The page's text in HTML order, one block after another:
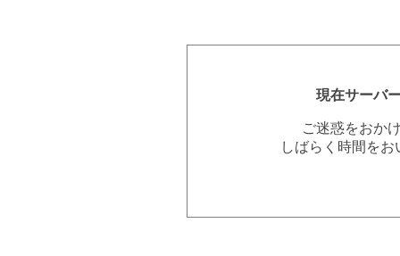
現在サーバ
ご迷惑をおか
しばらく時間を